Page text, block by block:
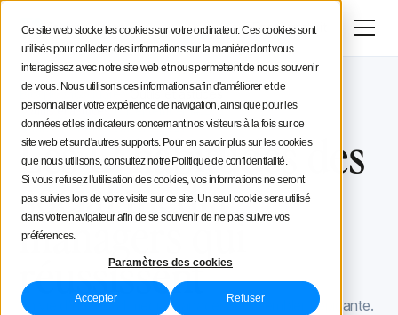
Ce site web stocke les cookies sur votre ordinateur. Ces cookies sont
utilisés pour collecter des informations sur la manière dont vous
interagissez avec notre site web et nous permettent de nous souvenir
de vous. Nous utilisons ces informations afin d'améliorer et de
personnaliser votre expérience de navigation, ainsi que pour les
données et les indicateurs concernant nos visiteurs à la fois sur ce
site web et sur d'autres supports. Pour en savoir plus sur les cookies
que nous utilisons, consultez notre Politique de confidentialité.
Si vous refusez l'utilisation des cookies, vos informations ne seront
pas suivies lors de votre visite sur ce site. Un seul cookie sera utilisé
dans votre navigateur afin de se souvenir de ne pas suivre vos
préférences.
Paramètres des cookies
Accepter Refuser
Essai gratuit
Menu
Stratégie social media
Conseils aux créateurs
Iconosquare
Blog Iconosquare Outils et astuces
Outils et astuces
September 14, 2021
Mis à jour leNovember 9, 2021
Les 12 habitudes des
social media
managers qui
réussissent
La vie d'un social media manager peut sembler trépidante.